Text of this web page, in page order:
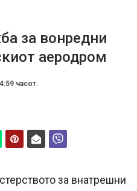
за вонредни
аеродром
часот.
за внатрешни